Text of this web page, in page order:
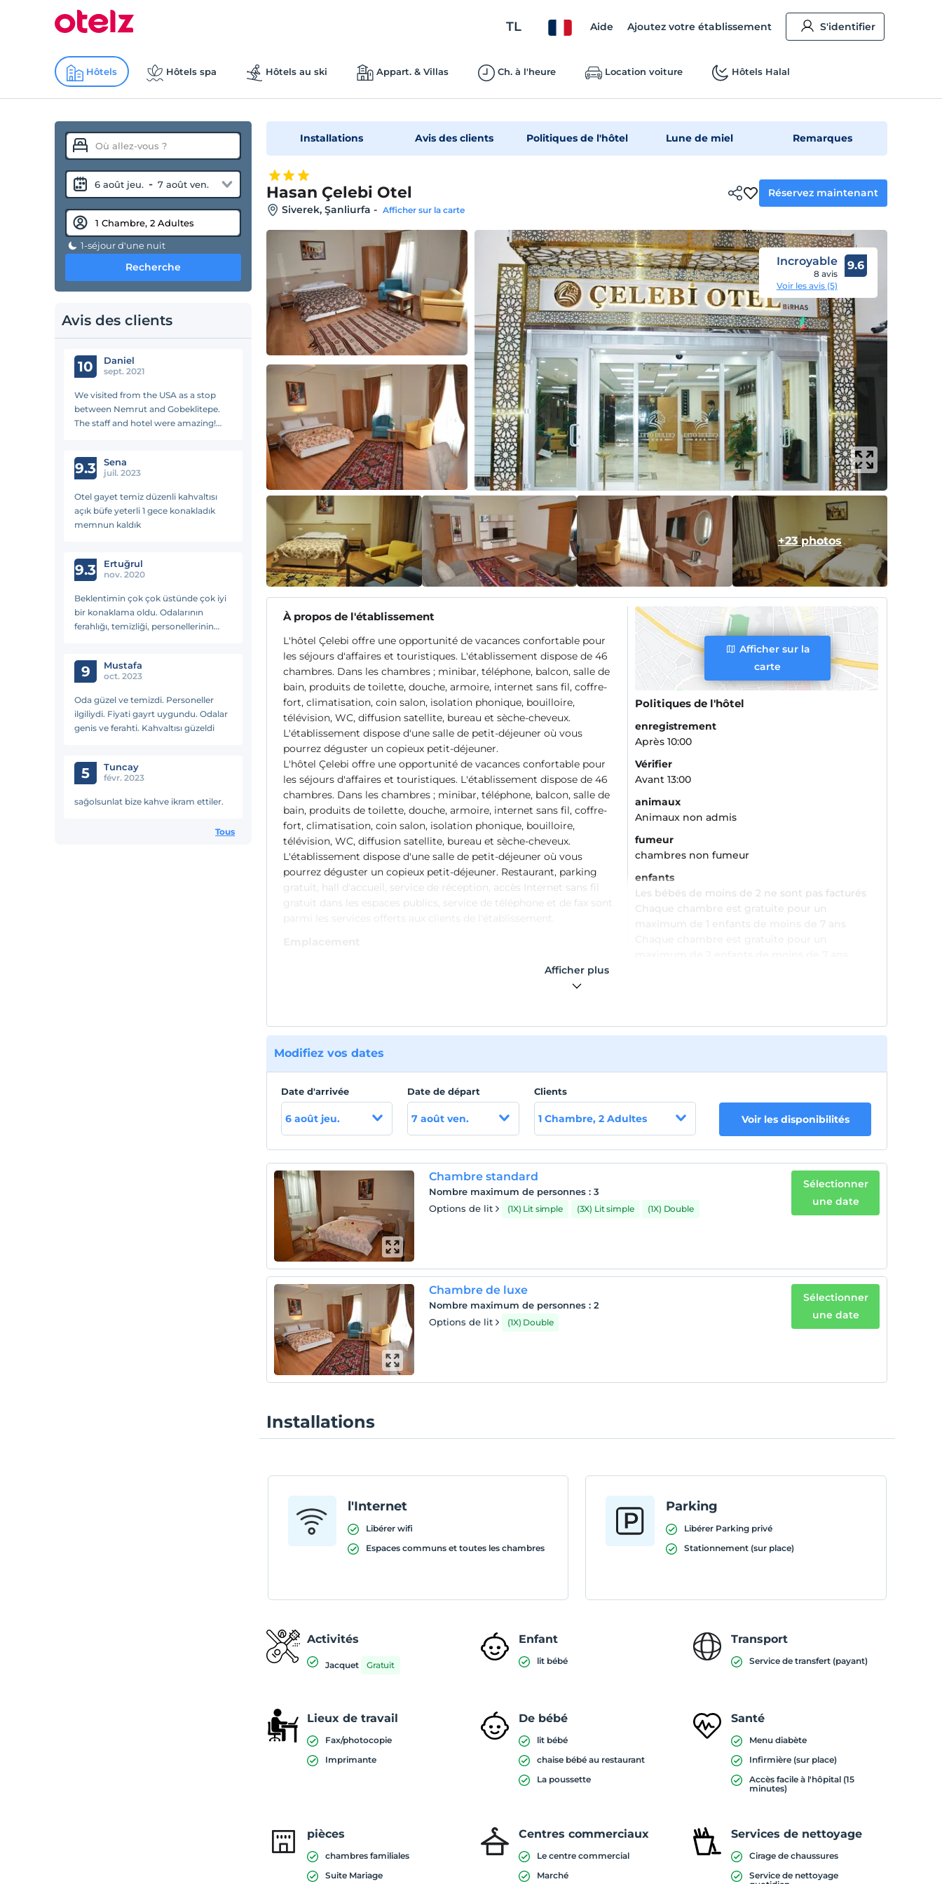
TL Aide Ajoutez votre établissement S'identifier
Hôtels Hôtels spa Hôtels au ski Appart. & Villas Ch. à l'heure Location voiture Hôtels Halal
6 août jeu. - 7 août ven.
1-séjour d'une nuit
Recherche
Avis des clients
10 Daniel
sept. 2021
We visited from the USA as a stop
between Nemrut and Gobeklitepe.
The staff and hotel were amazing!
The people and hospitality of Siverek
was such a surprise for us and we
were genuinely sad to leave. This will
become a sneaky hit for travelers
soon. We will be back. One warning,
some hours
9.3 Sena
juil. 2023
Otel gayet temiz düzenli kahvaltısı
açık büfe yeterli 1 gece konakladık
memnun kaldık
9.3 Ertuğrul
nov. 2020
Beklentimin çok çok üstünde çok iyi
bir konaklama oldu. Odalarının
ferahlığı, temizliği, personellerinin
ediyorum. Kesinlikle tavsiye ederim
hiç tereddüt etmeden gidip
konaklayabilirsiniz..
9 Mustafa
oct. 2023
Oda güzel ve temizdi. Personeller
ilgiliydi. Fiyati gayrt uygundu. Odalar
genis ve ferahti. Kahvaltısı güzeldi
5 Tuncay
févr. 2023
sağolsunlat bize kahve ikram ettiler.
Tous
Installations Avis des clients Politiques de l'hôtel Lune de miel Remarques
Hasan Çelebi Otel
Siverek, Şanliurfa - Afficher sur la carte
Réservez maintenant
Incroyable
8 avis
Voir les avis (5)
9.6
+23 photos
À propos de l'établissement
L'hôtel Çelebi offre une opportunité de vacances confortable pour
les séjours d'affaires et touristiques. L'établissement dispose de 46
chambres. Dans les chambres ; minibar, téléphone, balcon, salle de
bain, produits de toilette, douche, armoire, internet sans fil, coffre-
fort, climatisation, coin salon, isolation phonique, bouilloire,
télévision, WC, diffusion satellite, bureau et sèche-cheveux.
L'établissement dispose d'une salle de petit-déjeuner où vous
pourrez déguster un copieux petit-déjeuner.
L'hôtel Çelebi offre une opportunité de vacances confortable pour
les séjours d'affaires et touristiques. L'établissement dispose de 46
chambres. Dans les chambres ; minibar, téléphone, balcon, salle de
bain, produits de toilette, douche, armoire, internet sans fil, coffre-
fort, climatisation, coin salon, isolation phonique, bouilloire,
télévision, WC, diffusion satellite, bureau et sèche-cheveux.
L'établissement dispose d'une salle de petit-déjeuner où vous
pourrez déguster un copieux petit-déjeuner. Restaurant, parking
gratuit, hall d'accueil, service de réception, accès Internet sans fil
gratuit dans les espaces publics, service de téléphone et de fax sont
parmi les services offerts aux clients de l'établissement.
Situé dans le quartier Siverek de Şanlıurfa, le Çelebi Hotel se trouve à
96 km du centre-ville de Şanlıurfa, à 2 km de la gare routière Hasan
Afficher sur la
carte
Politiques de l'hôtel
enregistrement
Après 10:00
Vérifier
Avant 13:00
animaux
Animaux non admis
fumeur
chambres non fumeur
enfants
Les bébés de moins de 2 ne sont pas facturés
Chaque chambre est gratuite pour un
maximum de 1 enfants de moins de 7 ans
Afficher plus
Modifiez vos dates
Date d'arrivée
6 août jeu.
Date de départ
7 août ven.
Clients
1 Chambre, 2 Adultes Voir les disponibilités
Chambre standard
Nombre maximum de personnes :3
Options de lit
(1X) Lit simple (3X) Lit simple (1X) Double
Sélectionner
une date
Chambre de luxe
Nombre maximum de personnes :2
Options de lit
(1X) Double
Sélectionner
une date
Installations
l'Internet
Libérer wifi
Espaces communs et toutes les chambres
Parking
Libérer Parking privé
Stationnement (sur place)
Activités
Jacquet Gratuit
Enfant
lit bébé
Transport
Service de transfert (payant)
Lieux de travail
Fax/photocopie
Imprimante
De bébé
lit bébé
chaise bébé au restaurant
La poussette
Santé
Menu diabète
Infirmière (sur place)
Accès facile à l'hôpital (15
minutes)
pièces
chambres familiales
Suite Mariage
Centres commerciaux
Le centre commercial
Marché
Services de nettoyage
Cirage de chaussures
Service de nettoyage